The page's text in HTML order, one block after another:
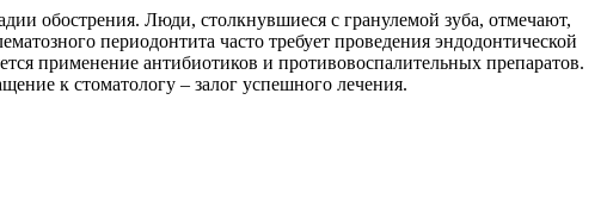
обострения. Люди, столкнувшиеся с гранулемой зуба, отмечают,
периодонтита часто требует проведения эндодонтической
применение антибиотиков и противовоспалительных препаратов.
к стоматологу – залог успешного лечения.